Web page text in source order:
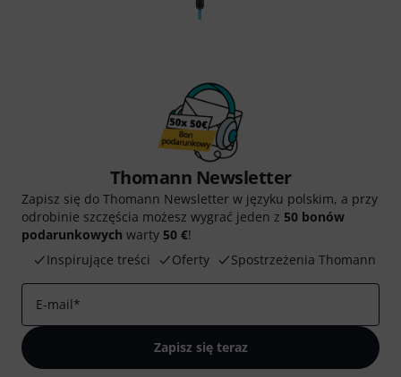
Thomann Newsletter
Zapisz się do Thomann Newsletter w języku polskim, a przy
odrobinie szczęścia możesz wygrać jeden z 50 bonów
podarunkowych warty 50 €!
Inspirujące treści
Oferty Spostrzeżenia Thomann
E-mail*
Zapisz się teraz